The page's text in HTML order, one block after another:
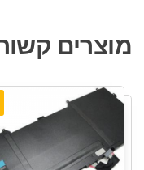
מוצרים